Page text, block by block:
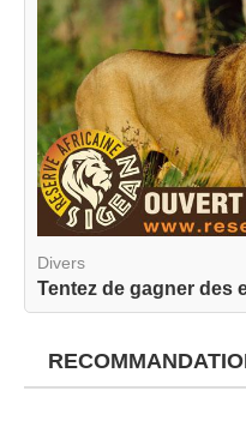
Divers
Tentez de gagner des